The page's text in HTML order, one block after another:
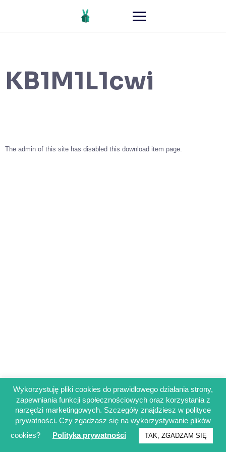
KB1M1L1cwi
The admin of this site has disabled this download item page.
Regulamin sklepu
Polityka prywatności
Obowiązek informacyjny RODO
© Francuskinotesik.pl 2025
Wykorzystuję pliki cookies do prawidłowego działania strony,
zapewniania funkcji społecznościowych oraz korzystania z
narzędzi marketingowych. Szczegóły znajdziesz w polityce
prywatności. Czy zgadzasz się na wykorzystywanie plików
cookies?
Polityka prywatności TAK, ZGADZAM SIĘ